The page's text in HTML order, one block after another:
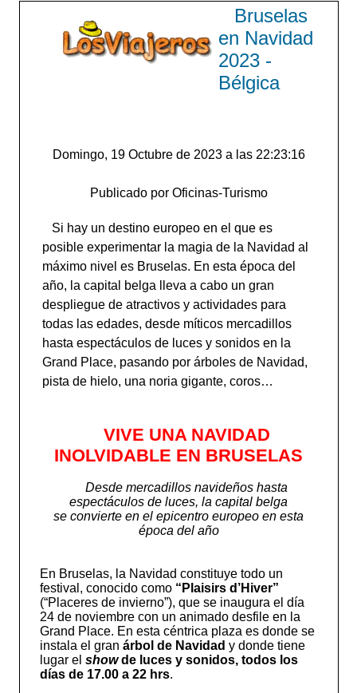
Bruselas
en Navidad
2023 -
Bélgica
Domingo, 19 Octubre de 2023 a las 22:23:16
Publicado por Oficinas-Turismo
Si hay un destino europeo en el que es
posible experimentar la magia de la Navidad al
máximo nivel es Bruselas. En esta época del
año, la capital belga lleva a cabo un gran
despliegue de atractivos y actividades para
todas las edades, desde míticos mercadillos
hasta espectáculos de luces y sonidos en la
Grand Place, pasando por árboles de Navidad,
pista de hielo, una noria gigante, coros…
VIVE UNA NAVIDAD
INOLVIDABLE EN BRUSELAS
Desde mercadillos navideños hasta
espectáculos de luces, la capital belga
se convierte en el epicentro europeo en esta
época del año
En Bruselas, la Navidad constituye todo un
festival, conocido como “Plaisirs d’Hiver”
(“Placeres de invierno”), que se inaugura el día
24 de noviembre con un animado desfile en la
Grand Place. En esta céntrica plaza es donde se
instala el gran árbol de Navidad y donde tiene
lugar el showde luces y sonidos, todos los
días de 17.00 a 22 hrs.